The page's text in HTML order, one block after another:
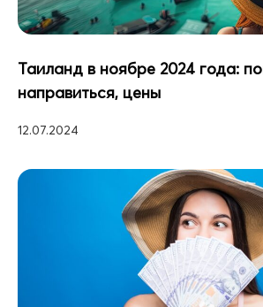
Таиланд в ноябре 2024 года:
направиться, цены
12.07.2024